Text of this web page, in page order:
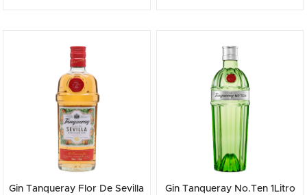
Gin Tanqueray Flor De Sevilla
Gin Tanqueray No.Ten 1Litro